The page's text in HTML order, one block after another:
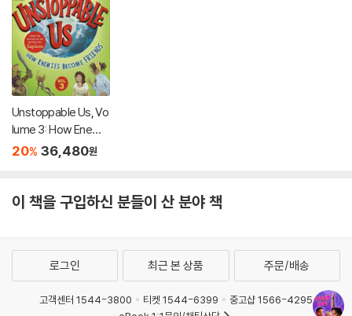
Unstoppable Us, Vo
lume 3: How Enemi
es Become Friends
20% 36,480원
이 책을 구입하신 분들이 산 분야 책
로그인 최근 본 상품 주문/배송
고객센터 1544-3800 티켓 1544-6399
중고샵 1566-4295